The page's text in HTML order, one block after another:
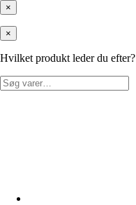
×
×
Hvilket produkt leder du efter?
Søg
efter: